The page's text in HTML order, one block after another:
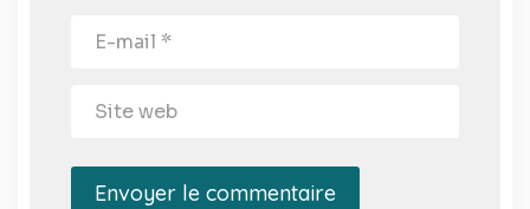
Envoyer le commentaire